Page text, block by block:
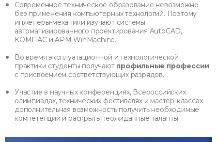
Современное техническое образование невозможно
без применения компьютерных технологий. Поэтому
инженеры-механики изучают системы
автоматизированного проектирования AutoCAD,
КОМПАС и APM WinMachine.
Во время эксплуатационной и технологической
практики студенты получают профильные профессии
с присвоением соответствующих разрядов.
Участие в научных конференциях, Всероссийских
олимпиадах, технических фестивалях и мастер-классах -
дополнительная возможность получить необходимые
компетенции и раскрыть неожиданные таланты.